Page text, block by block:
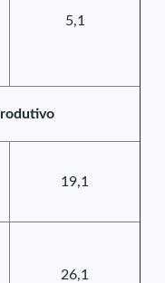
5,1
19,1
26,1